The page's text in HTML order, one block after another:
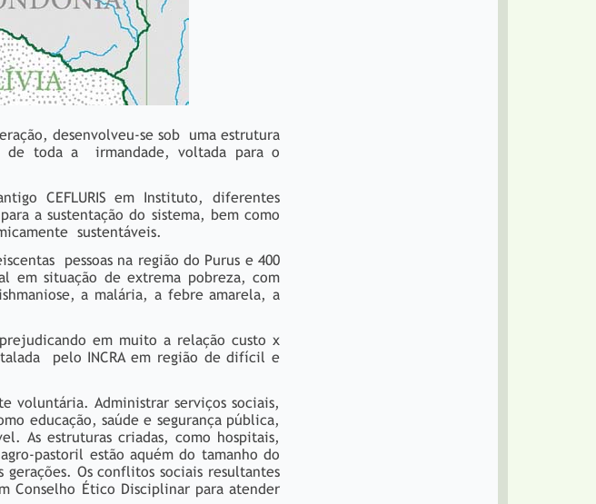
desenvolveu-se sob uma estrutura
de toda a irmandade, voltada para o
CEFLURIS em Instituto, diferentes
a sustentação do sistema, bem como
sustentáveis.
pessoas na região do Purus e 400
em situação de extrema pobreza, com
a malária, a febre amarela, a
em muito a relação custo x
pelo INCRA em região de difícil e
voluntária. Administrar serviços sociais,
educação, saúde e segurança pública,
As estruturas criadas, como hospitais,
pastoril estão aquém do tamanho do
Os conflitos sociais resultantes
Conselho Ético Disciplinar para atender